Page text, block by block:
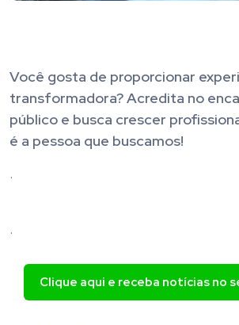
Você gosta de proporcionar
transformadora? Acredita no
público e busca crescer
é a pessoa que buscamos!
.
.
Clique aqui e receba notícias no